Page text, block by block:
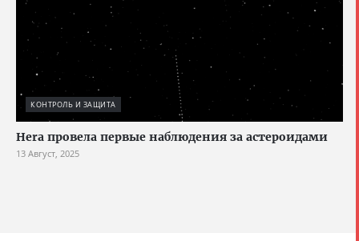
КОНТРОЛЬ И ЗАЩИТА
Hera провела первые наблюдения за астероидами
13 Август, 2025